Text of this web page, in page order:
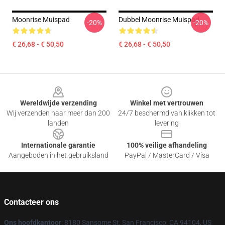
Moonrise Muispad
€ 26,68 - € 50,50
-20% Dubbel Moonrise Muispad
€ 26,68 - € 50,50
-20%
Wereldwijde verzending
Wij verzenden naar meer dan 200
landen
Winkel met vertrouwen
24/7 beschermd van klikken tot
levering
Internationale garantie
Aangeboden in het gebruiksland
100% veilige afhandeling
PayPal / MasterCard / Visa
Contacteer ons
Ons hoofdkantoor: 8180 Sansome St, San Francisco, CA 94104, US